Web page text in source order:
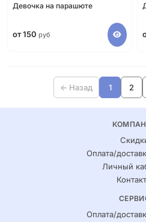
Девочка на парашюте
от 150 руб
← Назад 1 2
Оплата/
Личный
Оплата/